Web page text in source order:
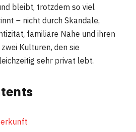
bleibt, trotzdem so viel
– nicht durch Skandale,
familiäre Nähe und ihren
Kulturen, den sie
sehr privat lebt.